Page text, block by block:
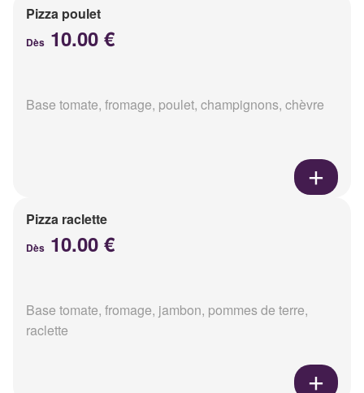
Pizza poulet
Dès 10.00 €
Base tomate, fromage, poulet, champignons, chèvre
Pizza raclette
Dès 10.00 €
Base tomate, fromage, jambon, pommes de terre,
raclette